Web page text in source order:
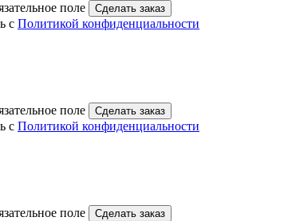
поле Сделать заказ
с Политикой конфиденциальности
поле Сделать заказ
с Политикой конфиденциальности
поле Сделать заказ